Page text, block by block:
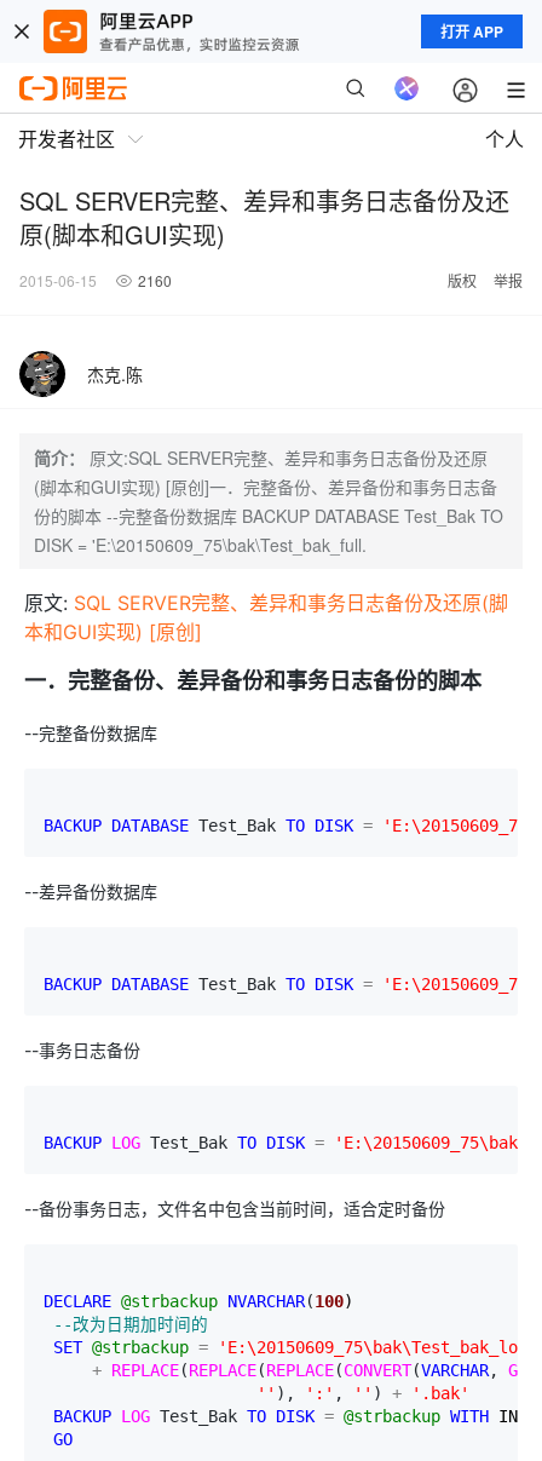
打开 APP
开发者社区 个人
SQL SERVER完整、差异和事务日志备份及还
原(脚本和GUI实现)
2015-06-15 2160 版权 举报
杰克.陈
简介：
原文:SQL SERVER完整、差异和事务日志备份及还原
(脚本和GUI实现) [原创]一．完整备份、差异备份和事务日志备
份的脚本 --完整备份数据库 BACKUP DATABASE Test_Bak TO
DISK = 'E:\20150609_75\bak\Test_bak_full.
原文: SQL SERVER完整、差异和事务日志备份及还原(脚
本和GUI实现) [原创]
一．完整备份、差异备份和事务日志备份的脚本
--完整备份数据库
BACKUP DATABASE Test_Bak TO DISK = '
--差异备份数据库
BACKUP DATABASE Test_Bak TO DISK = '
--事务日志备份
BACKUP LOG Test_Bak TO DISK = '
--备份事务日志，文件名中包含当前时间，适合定时备份
DECLARE @strbackup NVARCHAR(100)
--改为日期加时间的
SET @strbackup = ' E:\20150609_75\bak\Test_bak_log_
+ REPLACE(REPLACE(REPLACE(CONVERT(VARCHAR,
'' ), ' : ' , '' ) + ' .bak'
BACKUP LOG Test_Bak TO DISK = @strbackup WITH
GO